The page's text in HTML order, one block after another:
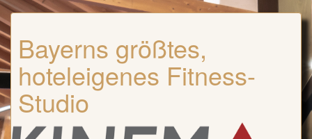
Bayerns größtes,
hoteleigenes Fitness-
Studio